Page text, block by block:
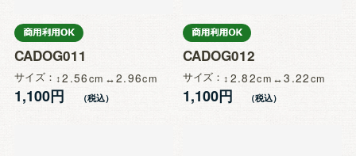
CADOG011
サイズ 2.56 2.96
1,100円
CADOG012
サイズ 2.82 3.22
1,100円